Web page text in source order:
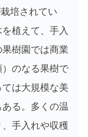
培されてい
植えて、手入
樹園では商業
のなる果樹で
は大規模な美
る。多くの温
手入れや収穫